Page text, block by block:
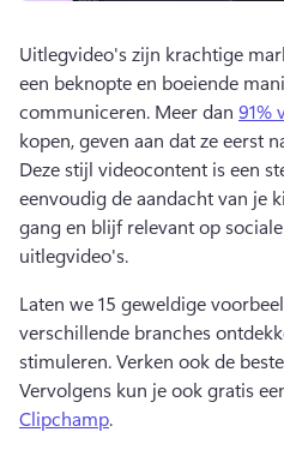
Uitlegvideo's zijn krachtige
een beknopte en boeiende
communiceren. Meer dan 91%
kopen, geven aan dat ze eerst
Deze stijl videocontent is een
eenvoudig de aandacht van je
gang en blijf relevant op
uitlegvideo's.
Laten we 15 geweldige
verschillende branches
Vervolgens kun je ook gratis
Clipchamp.